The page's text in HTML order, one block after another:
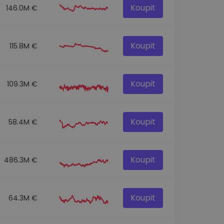
146.0M € Koupit
115.8M € Koupit
109.3M € Koupit
58.4M € Koupit
486.3M € Koupit
64.3M € Koupit